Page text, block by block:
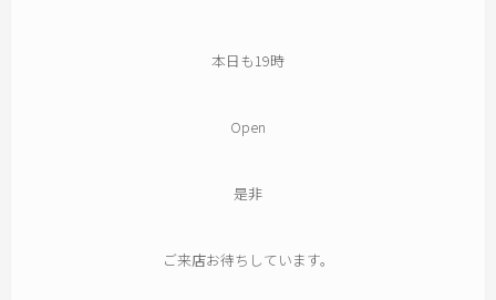
本日も19時
Open
是非
ご来店お待ちしています。